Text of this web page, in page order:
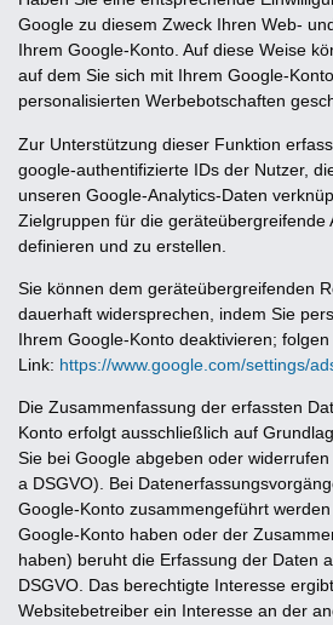
Google zu diesem Zweck Ihren Web-
Ihrem Google-Konto. Auf diese Weise
auf dem Sie sich mit Ihrem Google-
personalisierten Werbebotschaften
Zur Unterstützung dieser Funktion
google-authentifizierte IDs der Nutzer,
unseren Google-Analytics-Daten
Zielgruppen für die geräteübergreifende
definieren und zu erstellen.
Sie können dem geräteübergreifenden
dauerhaft widersprechen, indem Sie
Ihrem Google-Konto deaktivieren;
Link: https://www.google.com/settings/
Die Zusammenfassung der erfassten
Konto erfolgt ausschließlich auf
Sie bei Google abgeben oder
a DSGVO). Bei
Google-Konto zusammengeführt
Google-Konto haben oder der
haben) beruht die Erfassung der Daten
DSGVO. Das berechtigte Interesse
Websitebetreiber ein Interesse an der